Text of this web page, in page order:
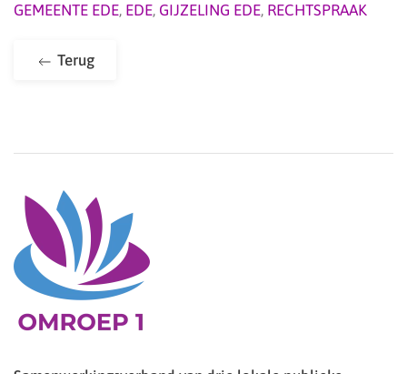
GEMEENTE EDE, EDE, GIJZELING EDE, RECHTSPRAAK
Terug